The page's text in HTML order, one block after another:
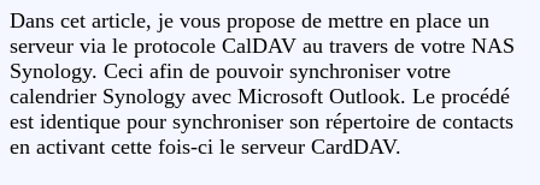
Dans cet article, je vous propose de mettre en place un
serveur via le protocole CalDAV au travers de votre NAS
Synology. Ceci afin de pouvoir synchroniser votre
calendrier Synology avec Microsoft Outlook. Le procédé
est identique pour synchroniser son répertoire de contacts
en activant cette fois-ci le serveur CardDAV.